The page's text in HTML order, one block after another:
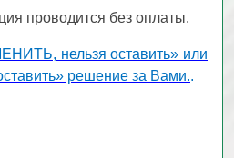
проводится без оплаты.
нельзя оставить» или
решение за Вами..